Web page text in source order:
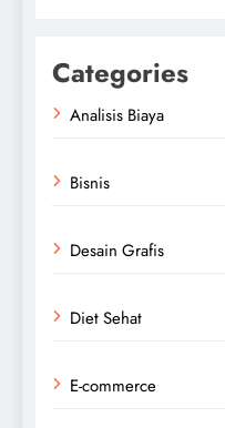
Categories
Analisis Biaya
Bisnis
Desain Grafis
Diet Sehat
E-commerce